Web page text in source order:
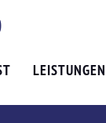
LEISTUNGEN